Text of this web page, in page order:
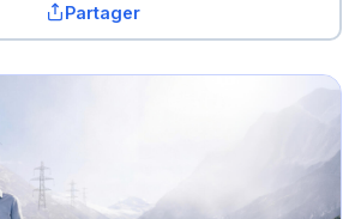
Partager